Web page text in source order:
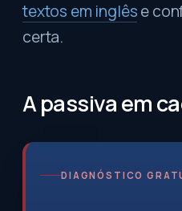
textos em inglêse
certa.
A passiva em
DIAGNÓSTICO